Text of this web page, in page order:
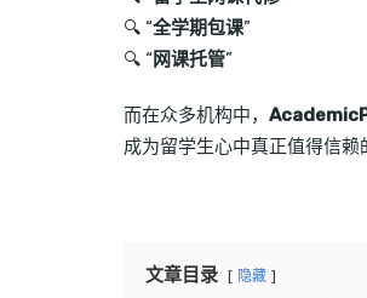
🔍 “全学期包课”
🔍 “网课托管”
而在众多机构中，
成为留学生心中真正值得信赖
文章目录 隐藏